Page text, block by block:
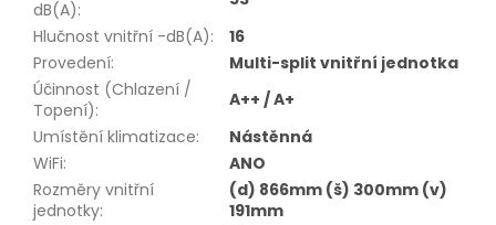
dB(A):
Hlučnost vnitřní -dB(A):
16
Provedení:
Multi-split vnitřní jednotka
Účinnost (Chlazení /
Topení):
A++ / A+
Umístění klimatizace:
Nástěnná
WiFi:
ANO
Rozměry vnitřní
jednotky:
(d) 866mm (š) 300mm (v)
191mm